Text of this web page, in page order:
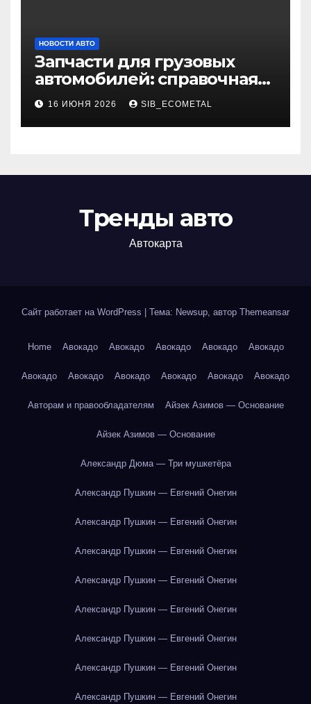
НОВОСТИ АВТО
Запчасти для грузовых
автомобилей: справочная
база по корейским и
японским моделям
16 ИЮНЯ 2026 SIB_ECOMETAL
Тренды авто
Автокарта
Сайт работает на WordPress Тема: Newsup, автор Themeansar
Home Авокадо Авокадо Авокадо Авокадо Авокадо
Авокадо Авокадо Авокадо Авокадо Авокадо Авокадо
Авторам и правообладателям Айзек Азимов — Основание
Айзек Азимов — Основание
Александр Дюма — Три мушкетёра
Александр Пушкин — Евгений Онегин
Александр Пушкин — Евгений Онегин
Александр Пушкин — Евгений Онегин
Александр Пушкин — Евгений Онегин
Александр Пушкин — Евгений Онегин
Александр Пушкин — Евгений Онегин
Александр Пушкин — Евгений Онегин
Александр Пушкин — Евгений Онегин